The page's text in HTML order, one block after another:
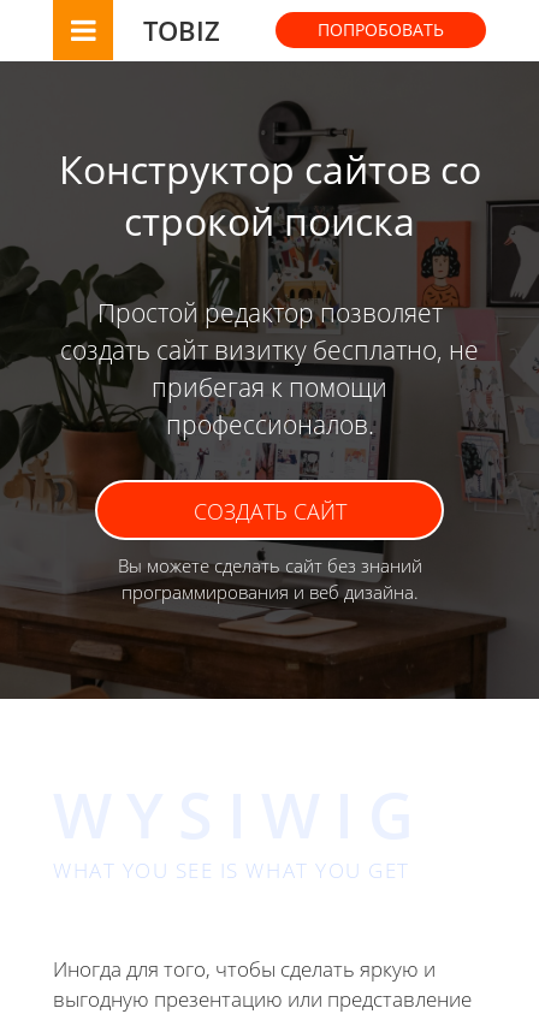
TOBIZ ПОПРОБОВАТЬ
Конструктор сайтов со
строкой поиска
Простой редактор позволяет
создать сайт визитку бесплатно, не
прибегая к помощи
профессионалов.
СОЗДАТЬ САЙТ
Вы можете сделать сайт без знаний
программирования и веб дизайна.
WHAT YOU SEE IS WHAT YOU GET
Иногда для того, чтобы сделать яркую и
выгодную презентацию или представление